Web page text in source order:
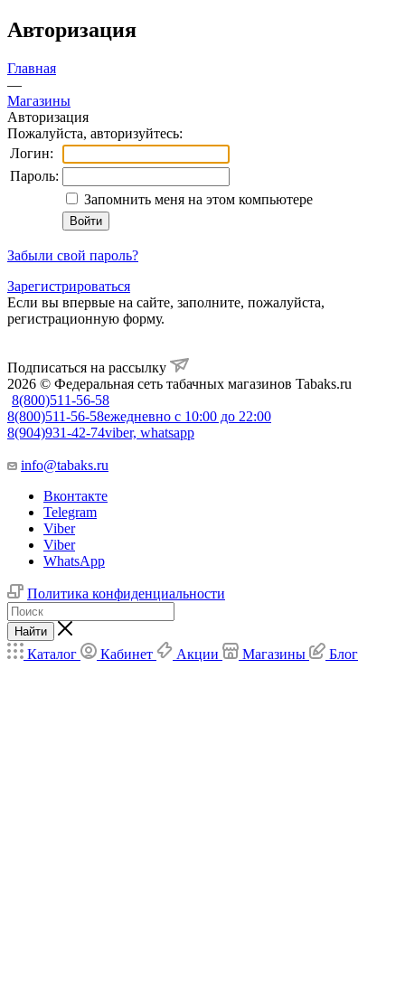
Авторизация
Главная
—
Магазины
Авторизация
Пожалуйста, авторизуйтесь:
Логин:
Пароль:
Запомнить меня на этом компьютере
Забыли свой пароль?
Зарегистрироваться
Если вы впервые на сайте, заполните, пожалуйста,
регистрационную форму.
Подписаться на рассылку
2026 © Федеральная сеть табачных магазинов Tabaks.ru
8(800)511-56-58
8(800)511-56-58ежедневно с 10:00 до 22:00
8(904)931-42-74viber, whatsapp
info@tabaks.ru
Вконтакте
Telegram
Viber
Viber
WhatsApp
Политика конфиденциальности
Найти
Каталог Кабинет Акции Магазины Блог